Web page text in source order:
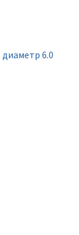
диаметр 6.0